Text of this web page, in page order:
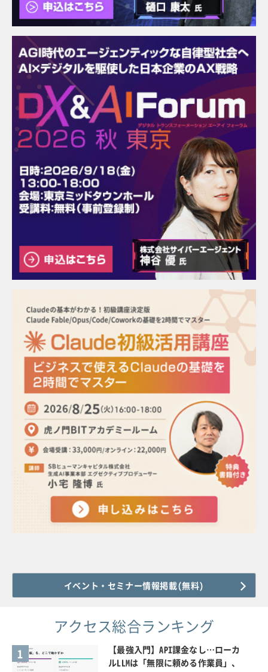
イベント・セミナー情報掲載(無料)
アクセス総合ランキング
1
【最強入門】API課金なし…ローカ
ルLLMは「無限に頼める作業員」、